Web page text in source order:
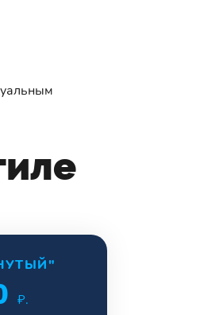
₽.